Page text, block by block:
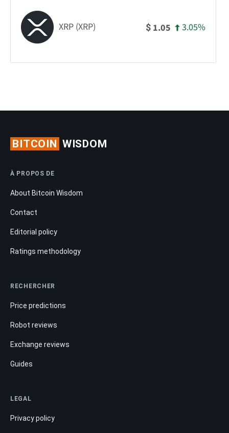
XRP (XRP) $ 1.05 3.05%
BITCOIN WISDOM
À PROPOS DE
About Bitcoin Wisdom
Contact
Editorial policy
Ratings methodology
RECHERCHER
Price predictions
Robot reviews
Exchange reviews
Guides
LEGAL
Privacy policy